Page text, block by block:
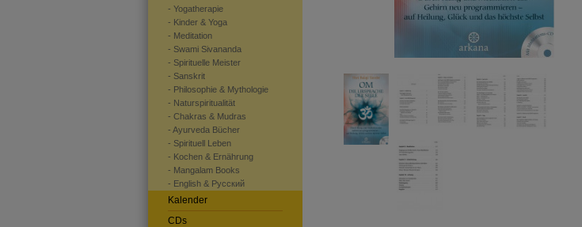
- Yogatherapie
- Kinder & Yoga
- Meditation
- Swami Sivananda
- Spirituelle Meister
- Sanskrit
- Philosophie & Mythologie
- Naturspiritualität
- Chakras & Mudras
- Ayurveda Bücher
- Spirituell Leben
- Kochen & Ernährung
- Mangalam Books
- English & Pусский
Kalender
CDs